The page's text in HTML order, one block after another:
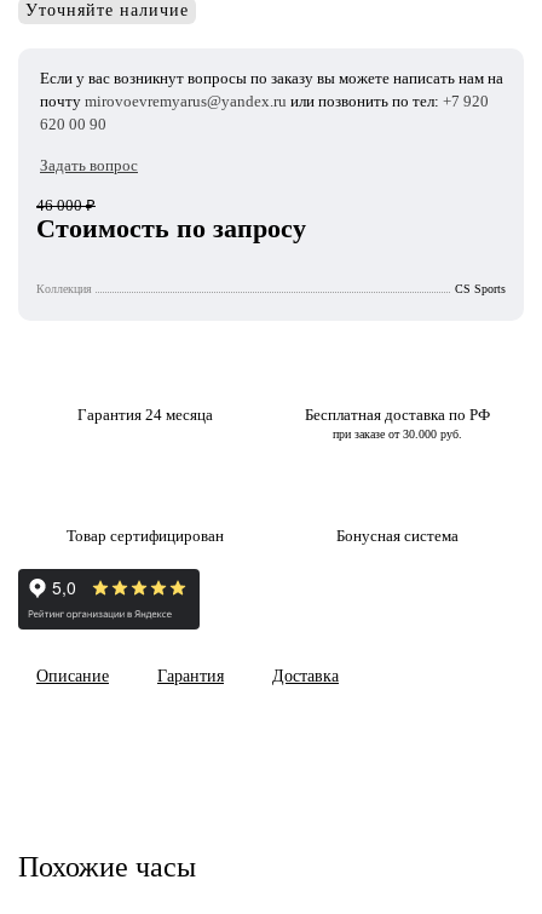
Уточняйте наличие
Если у вас возникнут вопросы по заказу вы можете написать нам на
почту mirovoevremyarus@yandex.ru или позвонить по тел: +7 920
620 00 90
Задать вопрос
46 000₽
Стоимость по запросу
Коллекция СS Sports
Гарантия 24 месяца Бесплатная доставка по РФ
при заказе от 30.000 руб.
Товар сертифицирован Бонусная система
Описание Гарантия Доставка
Похожие часы